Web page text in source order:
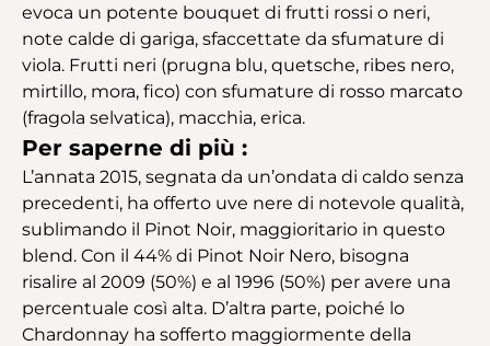
evoca un potente bouquet di frutti rossi o neri,
note calde di gariga, sfaccettate da sfumature di
viola. Frutti neri (prugna blu, quetsche, ribes nero,
mirtillo, mora, fico) con sfumature di rosso marcato
(fragola selvatica), macchia, erica.
Per saperne di più :
L’annata 2015, segnata da un’ondata di caldo senza
precedenti, ha offerto uve nere di notevole qualità,
sublimando il Pinot Noir, maggioritario in questo
blend. Con il 44% di Pinot Noir Nero, bisogna
risalire al 2009 (50%) e al 1996 (50%) per avere una
percentuale così alta. D’altra parte, poiché lo
Chardonnay ha sofferto maggiormente della